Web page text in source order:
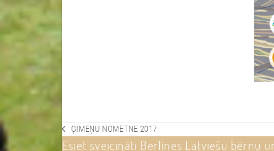
previous
post:
ĢIMEŅU NOMETNE 2017
Esiet sveicināti Berlīnes Latviešu bērnu